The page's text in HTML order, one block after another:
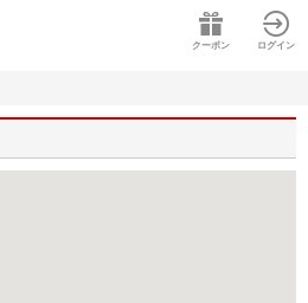
クーポン ログイン